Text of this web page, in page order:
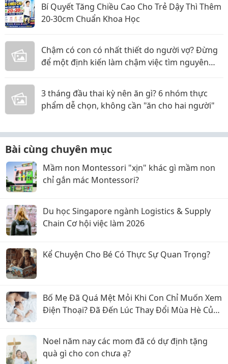
Bí Quyết Tăng Chiều Cao Cho Trẻ Dậy Thì Thêm
20-30cm Chuẩn Khoa Học
Chậm có con có nhất thiết do người vợ? Đừng
để một định kiến làm chậm việc tìm nguyên
3 tháng đầu thai kỳ nên ăn gì? 6 nhóm thực
phẩm dễ chọn, không cần "ăn cho hai người"
Bài cùng chuyên mục
Mầm non Montessori "xịn" khác gì mầm non
chỉ gắn mác Montessori?
Du học Singapore ngành Logistics & Supply
Chain Cơ hội việc làm 2026
Kể Chuyện Cho Bé Có Thực Sự Quan Trọng?
Bố Mẹ Đã Quá Mệt Mỏi Khi Con Chỉ Muốn Xem
Điện Thoại? Đã Đến Lúc Thay Đổi Mùa Hè Của
Noel năm nay các mom đã có dự định tặng
quà gì cho con chưa ạ?